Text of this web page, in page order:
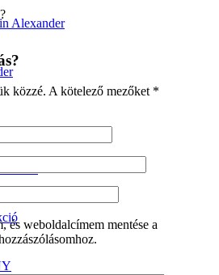
Alexander
közzé. A kötelező mezőket *
és weboldalcímem mentése a